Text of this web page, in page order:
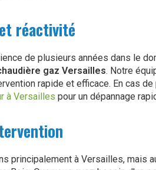
réactivité
de plusieurs années dans le
gaz Versailles. Notre
rapide et efficace. En cas
à Versailles pour un dépannage
principalement à Versailles, mais